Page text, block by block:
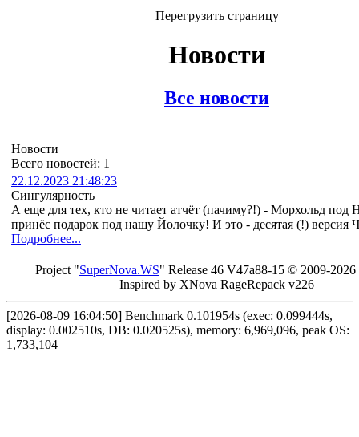
Перегрузить страницу
Новости
Все новости
Новости
Всего новостей: 1
22.12.2023 21:48:23
Сингулярность
А еще для тех, кто не читает атчёт (пачиму?!) - Морхольд под
принёс подарок под нашу Йолочку! И это - десятая (!) версия
Подробнее...
Project "SuperNova.WS" Release 46 V47a88-15 © 2009-2026
Inspired by XNova RageRepack v226
[2026-08-09 16:04:50] Benchmark 0.101954s (exec: 0.099444s,
display: 0.002510s, DB: 0.020525s), memory: 6,969,096, peak OS:
1,733,104